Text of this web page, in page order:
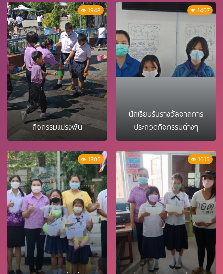
1948
กิจกรรมแปรงฟัน
1407
นักเรียนรับรางวัลจากการ
ประกวดกิจกรรมต่างๆ
1805 1615